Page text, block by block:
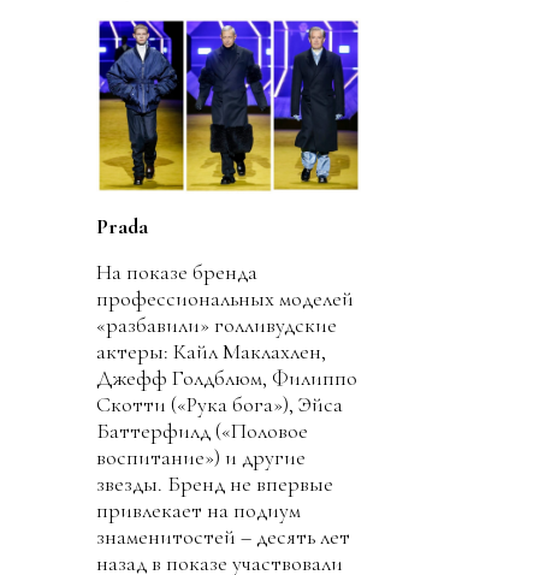
Prada
На показе бренда
профессиональных моделей
«разбавили» голливудские
актеры: Кайл Маклахлен,
Джефф Голдблюм, Филиппо
Скотти («Рука бога»), Эйса
Баттерфилд («Половое
воспитание») и другие
звезды. Бренд не впервые
привлекает на подиум
знаменитостей – десять лет
назад в показе участвовали